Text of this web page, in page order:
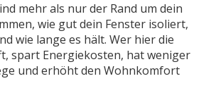
mehr als nur der Rand um dein
wie gut dein Fenster isoliert,
wie lange es hält. Wer hier die
spart Energiekosten, hat weniger
und erhöht den Wohnkomfort